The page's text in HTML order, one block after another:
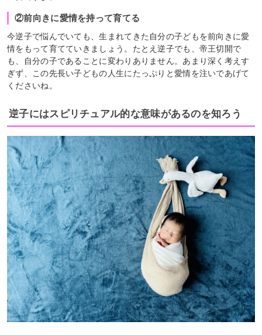
②前向きに愛情を持って育てる
今逆子で悩んでいても、生まれてきた自分の子どもを前向きに愛
情をもって育てていきましょう。たとえ逆子でも、帝王切開で
も、自分の子であることに変わりありません。あまり深く考えす
ぎず、この先長い子どもの人生にたっぷりと愛情を注いであげて
くださいね。
逆子にはスピリチュアル的な意味があるのを知ろう